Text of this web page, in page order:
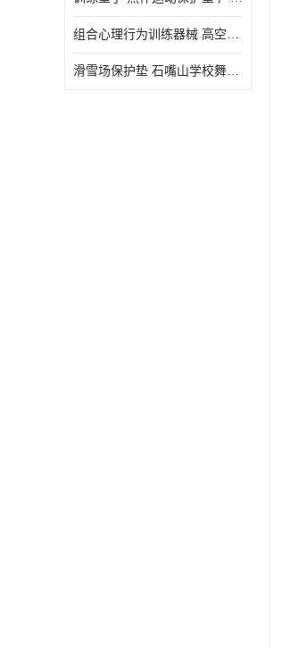
组合心理行为训练器械 高空拓展训练架 守信厂家
滑雪场保护垫 石嘴山学校舞蹈垫